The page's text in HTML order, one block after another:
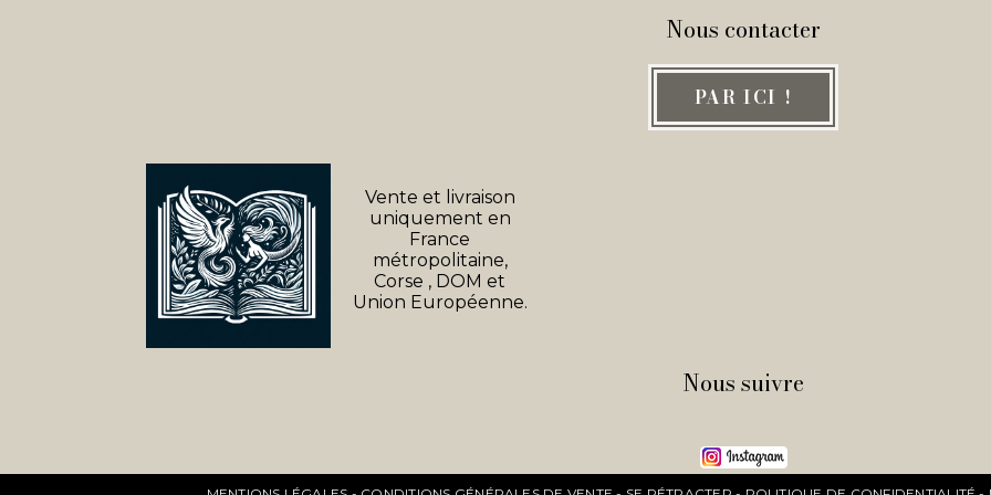
Nous contacter
PAR ICI !
Vente et livraison
uniquement en
France
métropolitaine,
Corse , DOM et
Union Européenne.
Nous suivre